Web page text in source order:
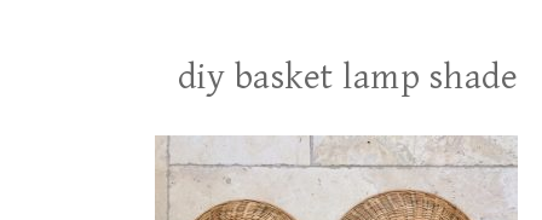
diy basket lamp shade